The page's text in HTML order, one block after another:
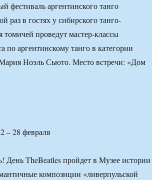
аргентинского танго
раз в гостях у сибирского танго-
проведут мастер-классы
аргентинскому танго в категории
Ноэль Сьюто. Место встречи: «Дом
День TheBeatles пройдет в Музее истории
композиции «ливерпульской